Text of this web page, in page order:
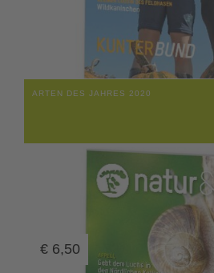
ARTEN DES JAHRES 2020
€ 6,50